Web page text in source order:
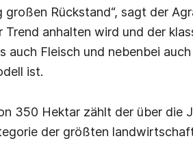
Rückstand“, sagt der
Trend anhalten wird und der
Fleisch und nebenbei
ist.
350 Hektar zählt der über die
der größten